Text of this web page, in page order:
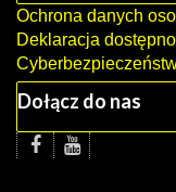
Ochrona danych
Deklaracja
Dołącz do nas